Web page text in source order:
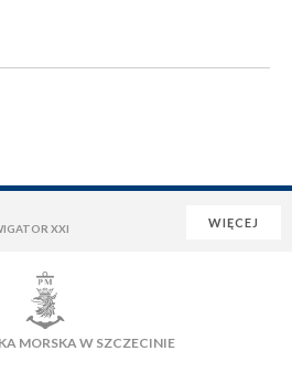
WIĘCEJ
XXI
DANYCH
KLUB AZS
MORSKA W SZCZECINIE